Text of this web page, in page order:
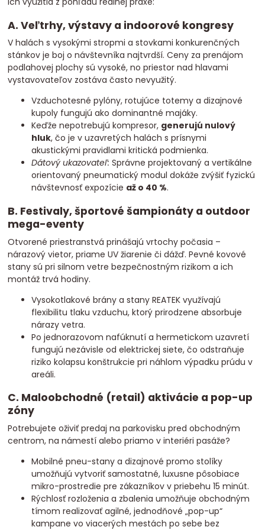
A. Veľtrhy, výstavy a indoorové kongresy
V halách s vysokými stropmi a stovkami konkurenčných
stánkov je boj o návštevníka najtvrdší. Ceny za prenájom
podlahovej plochy sú vysoké, no priestor nad hlavami
vystavovateľov zostáva často nevyužitý.
Vzduchotesné pylóny, rotujúce totemy a dizajnové
kupoly fungujú ako dominantné majáky.
Keďže nepotrebujú kompresor, generujú nulový
hluk, čo je v uzavretých halách s prísnymi
akustickými pravidlami kritická podmienka.
Dátový ukazovateľ: Správne projektovaný a vertikálne
orientovaný pneumatický modul dokáže zvýšiť fyzickú
návštevnosť expozície až o 40 %.
B. Festivaly, športové šampionáty a outdoor
mega-eventy
Otvorené priestranstvá prinášajú vrtochy počasia –
nárazový vietor, priame UV žiarenie či dážď. Pevné kovové
stany sú pri silnom vetre bezpečnostným rizikom a ich
montáž trvá hodiny.
Vysokotlakové brány a stany REATEK využívajú
flexibilitu tlaku vzduchu, ktorý prirodzene absorbuje
nárazy vetra.
Po jednorazovom nafúknutí a hermetickom uzavretí
fungujú nezávisle od elektrickej siete, čo odstraňuje
riziko kolapsu konštrukcie pri náhlom výpadku prúdu v
areáli.
C. Maloobchodné (retail) aktivácie a pop-up
zóny
Potrebujete oživiť predaj na parkovisku pred obchodným
centrom, na námestí alebo priamo v interiéri pasáže?
Mobilné pneu-stany a dizajnové promo stolíky
umožňujú vytvoriť samostatné, luxusne pôsobiace
mikro-prostredie pre zákazníkov v priebehu 15 minút.
Rýchlosť rozloženia a zbalenia umožňuje obchodným
tímom realizovať agilné, jednodňové „pop-up“
kampane vo viacerých mestách po sebe bez